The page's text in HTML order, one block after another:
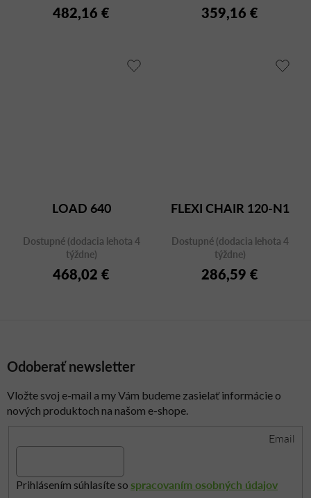
482,16 € 359,16 €
LOAD 640
Dostupné (dodacia lehota 4
týždne)
468,02 €
FLEXI CHAIR 120-N1
Dostupné (dodacia lehota 4
týždne)
286,59 €
Odoberať newsletter
Vložte svoj e-mail a my Vám budeme zasielať informácie o
nových produktoch na našom e-shope.
Email
Prihlásením súhlasíte so spracovaním osobných údajov